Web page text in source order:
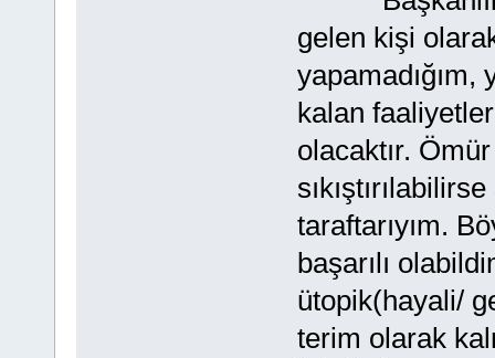
gelen kişi
kalan
olacaktır.
taraftarıyım.
başarılı
ütopik(hayali/
terim olarak